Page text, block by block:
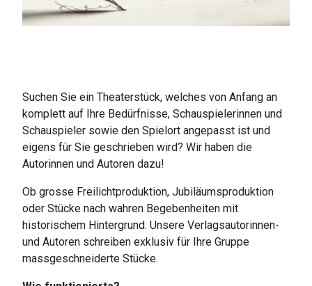
Suchen Sie ein Theaterstück, welches von Anfang an
komplett auf Ihre Bedürfnisse, Schauspielerinnen und
Schauspieler sowie den Spielort angepasst ist und
eigens für Sie geschrieben wird? Wir haben die
Autorinnen und Autoren dazu!
Ob grosse Freilichtproduktion, Jubiläumsproduktion
oder Stücke nach wahren Begebenheiten mit
historischem Hintergrund. Unsere Verlagsautorinnen-
und Autoren schreiben exklusiv für Ihre Gruppe
massgeschneiderte Stücke.